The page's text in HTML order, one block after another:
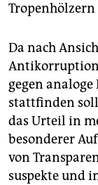
Tropenhölzern
Da nach
gegen
stattfinden
das Urteil in
besonderer
von
suspekte und